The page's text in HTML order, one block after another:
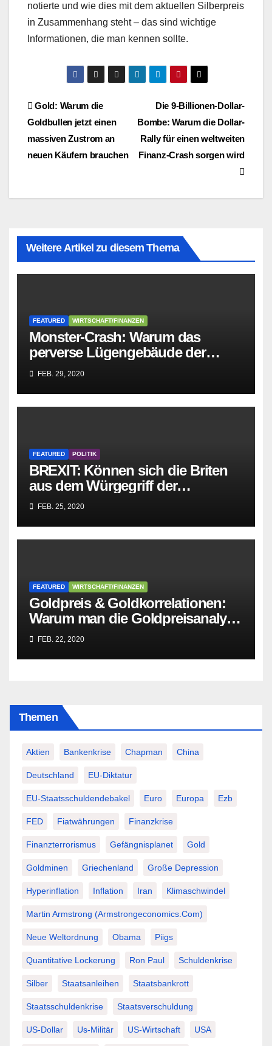
notierte und wie dies mit dem aktuellen Silberpreis
in Zusammenhang steht – das sind wichtige
Informationen, die man kennen sollte.
BeitragsnavigationDie 9-Billionen-Dollar-
Bombe: Warum die Dollar-
Rally für einen weltweiten
Finanz-Crash sorgen wird
Gold: Warum die
Goldbullen jetzt einen
massiven Zustrom an
neuen Käufern brauchen
Weitere Artikel zu diesem Thema
FEATURED WIRTSCHAFT/FINANZEN
Monster-Crash: Warum das
perverse Lügengebäude der
Sozialisten in sich
zusammenbricht!
FEB. 29, 2020
FEATURED POLITIK
BREXIT: Können sich die Briten
aus dem Würgegriff der
parasitären EU-Mafia befreien?
FEB. 25, 2020
FEATURED WIRTSCHAFT/FINANZEN
Goldpreis & Goldkorrelationen:
Warum man die Goldpreisanalyse
besser Profis überlässt!
FEB. 22, 2020
Themen
Aktien Bankenkrise Chapman China
Deutschland EU-Diktatur
EU-Staatsschuldendebakel Euro Europa Ezb
FED Fiatwährungen Finanzkrise
Finanzterrorismus Gefängnisplanet Gold
Goldminen Griechenland Große Depression
Hyperinflation Inflation Iran Klimaschwindel
Martin Armstrong (Armstrongeconomics.com)
Neue Weltordnung Obama Piigs
Quantitative Lockerung Ron Paul Schuldenkrise
Silber Staatsanleihen Staatsbankrott
Staatsschuldenkrise Staatsverschuldung
US-Dollar Us-Militär US-Wirtschaft USA